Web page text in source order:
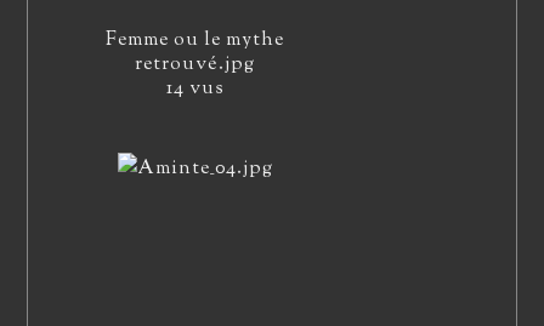
Femme ou le mythe
retrouvé.jpg
14 vus